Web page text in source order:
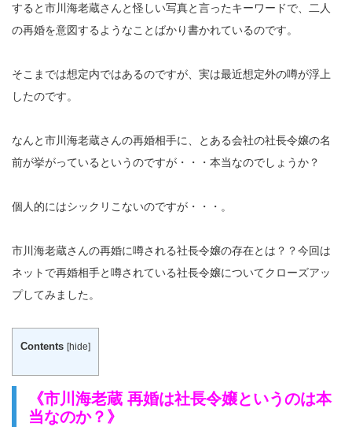
すると市川海老蔵さんと怪しい写真と言ったキーワードで、二人
の再婚を意図するようなことばかり書かれているのです。
そこまでは想定内ではあるのですが、実は最近想定外の噂が浮上
したのです。
なんと市川海老蔵さんの再婚相手に、とある会社の社長令嬢の名
前が挙がっているというのですが・・・本当なのでしょうか？
個人的にはシックリこないのですが・・・。
市川海老蔵さんの再婚に噂される社長令嬢の存在とは？？今回は
ネットで再婚相手と噂されている社長令嬢についてクローズアッ
プしてみました。
Contents [hide]
《市川海老蔵 再婚は社長令嬢というのは本
当なのか？》